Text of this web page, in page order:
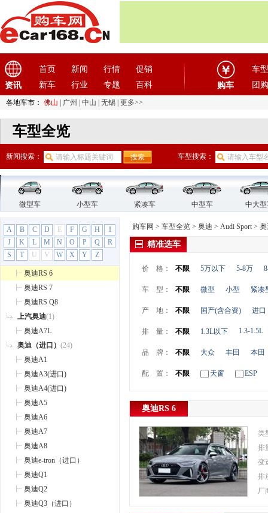
资讯
首页 新闻 行情
促销
新车
行业 专题 百科 购车
车型
团购
各地车市： 佛山 广州 中山 无锡 更多>>
车型全览
新闻搜索： 车型搜索：
微型车 小型车 紧凑车 中型车 中大
A B C D E F G H
I
J
K L M N O P Q
R
S
T U V W X Y Z
奥迪A3
奥迪A4L
奥迪e-tron
奥迪Q2L
奥迪Q2L e-tron
奥迪Q3 Sportback
奥迪Q4
奥迪Q5L
奥迪Q5（停产）
Audi Sport
奥迪RS 3
奥迪RS 4
奥迪RS 5
奥迪RS 6
奥迪RS 7
奥迪RS Q8
上汽奥迪(1)
奥迪A7L
奥迪（进口） (24)
奥迪A1
奥迪A3(进口)
奥迪A4(进口)
奥迪A5
奥迪A6
奥迪A7
奥迪A8
奥迪e-tron（进口）
奥迪Q1
奥迪Q2
奥迪Q3（进口）
购车网 > 车型全览 > 奥迪 > Audi Sport > 奥
精准选车
价 格： 不限 5万以下 5-8万
车 型： 不限 微型 小型 紧凑
产 地： 不限 国产(含合资) 进口
排 量： 不限 1.3L以下 1.3-1.5L
品 牌： 不限 大众 丰田 本田
配 置： 不限 天窗 ESP
奥迪RS 6
类
排
变
排
厂